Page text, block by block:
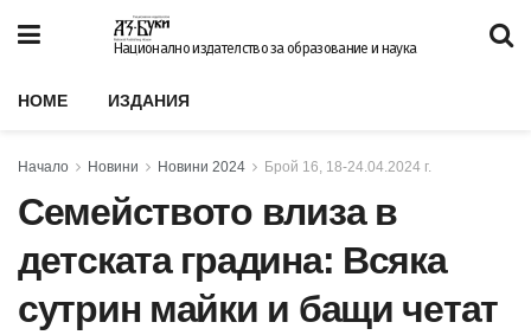
Национално издателство за образование и наука
HOME ИЗДАНИЯ
Начало Новини Новини 2024 Брой 16, 18-24.04.2024 г.
Семейството влиза в
детската градина: Всяка
сутрин майки и бащи четат